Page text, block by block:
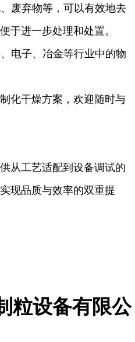
废弃物等，可以有效地去
于进一步处理和处置。
电子、冶金等行业中的物
化干燥方案，欢迎随时与
从工艺适配到设备调试的
现品质与效率的双重提
粒设备有限公